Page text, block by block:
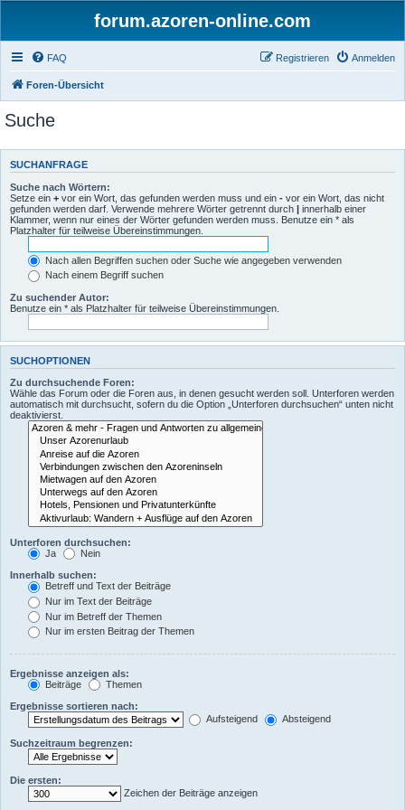
forum.azoren-online.com
FAQ Anmelden
Registrieren
Foren-Übersicht
Suche
SUCHANFRAGE
Suche nach Wörtern:
Setze ein + vor ein Wort, das gefunden werden muss und ein - vor ein Wort, das nicht
gefunden werden darf. Verwende mehrere Wörter getrennt durch | innerhalb einer
Klammer, wenn nur eines der Wörter gefunden werden muss. Benutze ein * als
Platzhalter für teilweise Übereinstimmungen.
Nach allen Begriffen suchen oder Suche wie angegeben verwenden
Nach einem Begriff suchen
Zu suchender Autor:
Benutze ein * als Platzhalter für teilweise Übereinstimmungen.
SUCHOPTIONEN
Zu durchsuchende Foren:
Wähle das Forum oder die Foren aus, in denen gesucht werden soll. Unterforen werden
automatisch mit durchsucht, sofern du die Option „Unterforen durchsuchen“ unten nicht
deaktivierst.
Unterforen durchsuchen:
Ja
Nein
Innerhalb suchen:
Betreff und Text der Beiträge
Nur im Text der Beiträge
Nur im Betreff der Themen
Nur im ersten Beitrag der Themen
Ergebnisse anzeigen als:
Beiträge
Themen
Ergebnisse sortieren nach:
Aufsteigend
Absteigend
Suchzeitraum begrenzen:
Die ersten:
Zeichen der Beiträge anzeigen